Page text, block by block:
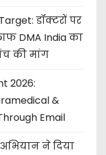
डॉक्टरों पर
DMA India का
की मांग
2026:
&
Email
ने दिया